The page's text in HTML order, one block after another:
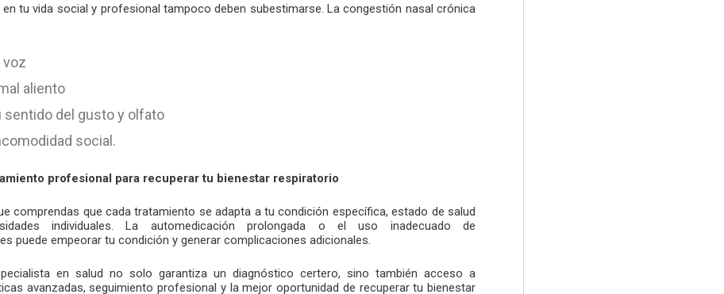
tu vida social y profesional tampoco deben subestimarse. La congestión nasal crónica
aliento
sentido del gusto y olfato
social.
profesional para recuperar tu bienestar respiratorio
comprendas que cada tratamiento se adapta a tu condición específica, estado de salud
individuales. La automedicación prolongada o el uso inadecuado de
puede empeorar tu condición y generar complicaciones adicionales.
en salud no solo garantiza un diagnóstico certero, sino también acceso a
avanzadas, seguimiento profesional y la mejor oportunidad de recuperar tu bienestar